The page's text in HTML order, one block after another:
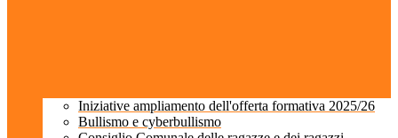
Iniziative ampliamento dell'offerta formativa 2025/26
Bullismo e cyberbullismo